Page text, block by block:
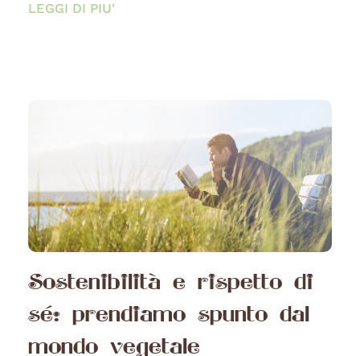
LEGGI DI PIU'
Sostenibilità e rispetto di
sé: prendiamo spunto dal
mondo vegetale